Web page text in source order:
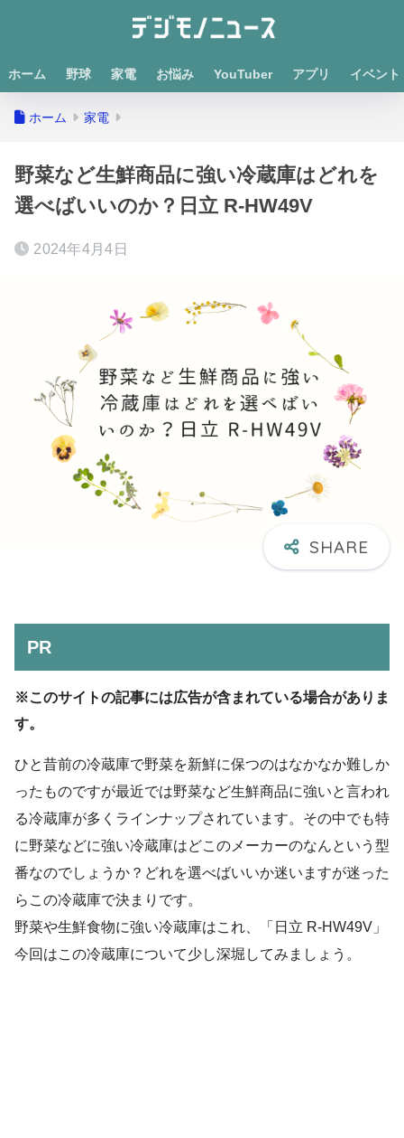
ホーム 野球 家電 お悩み YouTuber アプリ イベント
ホーム 家電
野菜など生鮮商品に強い冷蔵庫はどれを
選べばいいのか？日立 R-HW49V
2024年4月4日
PR
※このサイトの記事には広告が含まれている場合がありま
す。
ひと昔前の冷蔵庫で野菜を新鮮に保つのはなかなか難しか
ったものですが最近では野菜など生鮮商品に強いと言われ
る冷蔵庫が多くラインナップされています。その中でも特
に野菜などに強い冷蔵庫はどこのメーカーのなんという型
番なのでしょうか？どれを選べばいいか迷いますが迷った
らこの冷蔵庫で決まりです。
野菜や生鮮食物に強い冷蔵庫はこれ、「日立 R-HW49V」
今回はこの冷蔵庫について少し深堀してみましょう。